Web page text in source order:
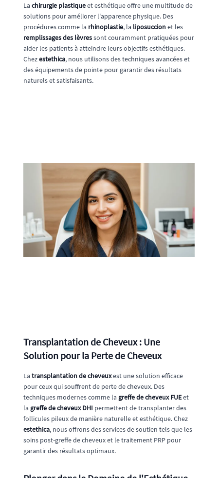
La chirurgie plastiqueet esthétique offre une multitude de
solutions pour améliorer l'apparence physique. Des
procédures comme la rhinoplastie, la liposuccionet les
remplissages des lèvressont couramment pratiquées pour
aider les patients à atteindre leurs objectifs esthétiques.
Chezestethica, nous utilisons des techniques avancées et
des équipements de pointe pour garantir des résultats
naturels et satisfaisants.
Transplantation de Cheveux : Une
Solution pour la Perte de Cheveux
La transplantation de cheveuxest une solution efficace
pour ceux qui souffrent de perte de cheveux. Des
techniques modernes comme la greffe de cheveux FUEet
la greffe de cheveux DHI permettent de transplanter des
follicules pileux de manière naturelle et esthétique. Chez
estethica, nous offrons des services de soutien tels que les
soins post-greffe de cheveux et le traitement PRP pour
garantir des résultats optimaux.